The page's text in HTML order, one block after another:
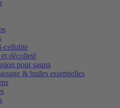
cellulite
décolleté
pour sauna
& huiles essentielles